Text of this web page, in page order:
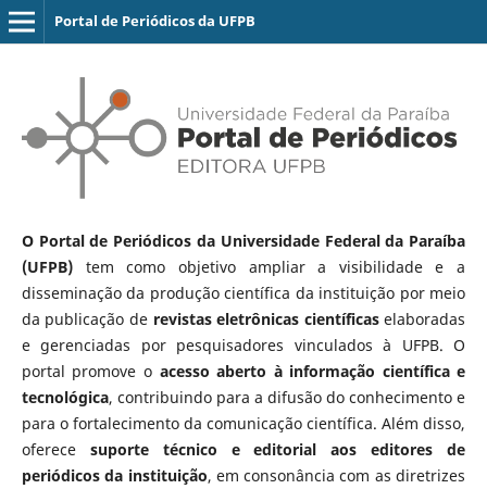
Portal de Periódicos da UFPB
O Portal de Periódicos da Universidade Federal da Paraíba
(UFPB)tem como objetivo ampliar a visibilidade e a
disseminação da produção científica da instituição por meio
da publicação de revistas eletrônicas científicaselaboradas
e gerenciadas por pesquisadores vinculados à UFPB. O
portal promove o acesso aberto à informação científica e
tecnológica, contribuindo para a difusão do conhecimento e
para o fortalecimento da comunicação científica. Além disso,
oferece suporte técnico e editorial aos editores de
periódicos da instituição, em consonância com as diretrizes